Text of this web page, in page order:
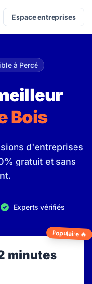
Espace entreprises
à Percé
Bois
d'entreprises
gratuit et sans
Experts vérifiés
Populaire 🔥
minutes